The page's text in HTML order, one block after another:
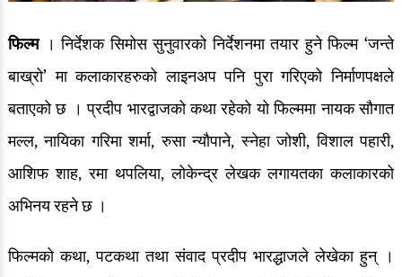
फिल्म। निर्देशक सिमोस सुनुवारको निर्देशनमा तयार हुने फिल्म ‘जन्ते
बाख्रो’ मा कलाकारहरुको लाइनअप पनि पुरा गरिएको निर्माणपक्षले
बताएको छ । प्रदीप भारद्वाजको कथा रहेको यो फिल्ममा नायक सौगात
मल्ल, नायिका गरिमा शर्मा, रुसा न्यौपाने, स्नेहा जोशी, विशाल पहारी,
आशिफ शाह, रमा थपलिया, लोकेन्द्र लेखक लगायतका कलाकारको
अभिनय रहने छ ।
फिल्मको कथा, पटकथा तथा संवाद प्रदीप भारद्धाजले लेखेका हुन् ।